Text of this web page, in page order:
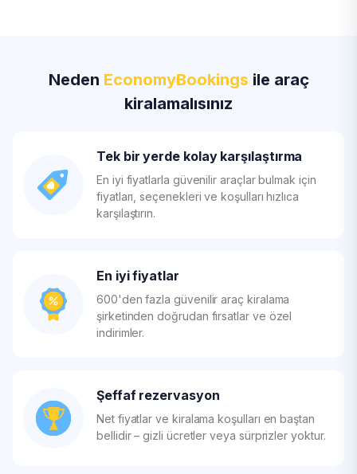
Neden EconomyBookings ile araç
kiralamalısınız
Tek bir yerde kolay karşılaştırma
En iyi fiyatlarla güvenilir araçlar bulmak için
fiyatları, seçenekleri ve koşulları hızlıca
karşılaştırın.
En iyi fiyatlar
600'den fazla güvenilir araç kiralama
şirketinden doğrudan fırsatlar ve özel
indirimler.
Şeffaf rezervasyon
Net fiyatlar ve kiralama koşulları en baştan
bellidir – gizli ücretler veya sürprizler yoktur.